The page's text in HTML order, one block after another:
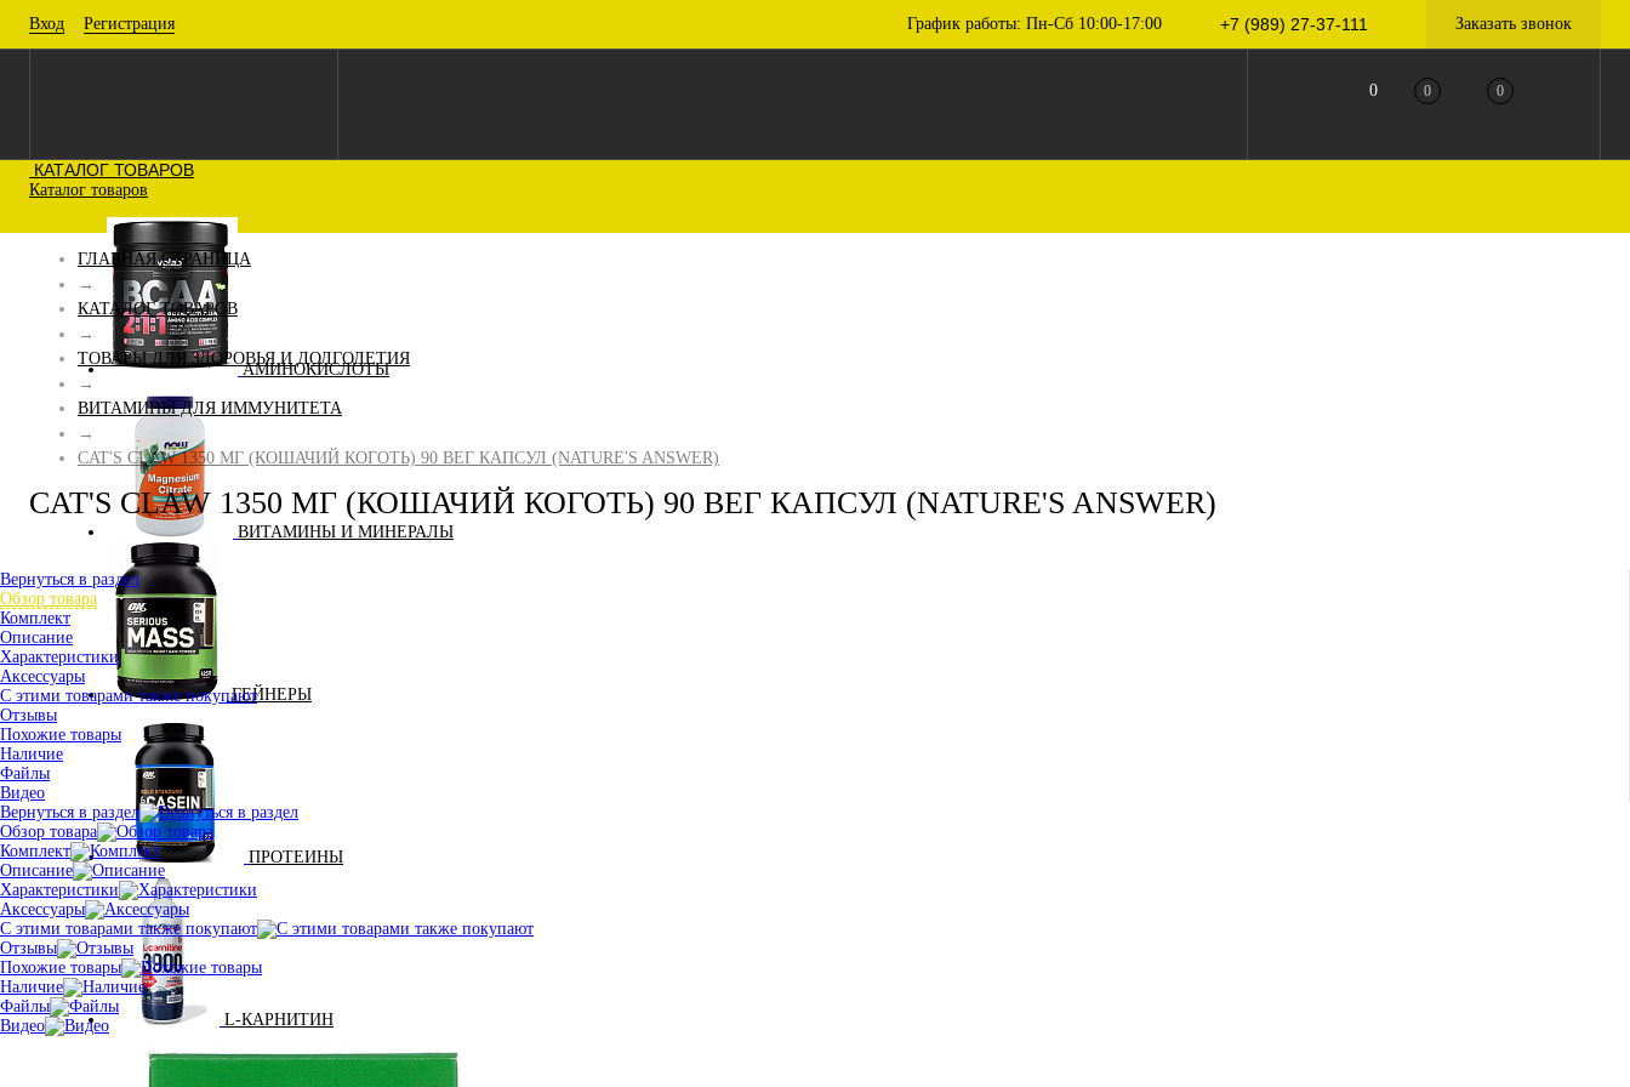
Вход Регистрация График работы: Пн-Сб 10:00-17:00 +7 (989) 27-37-111 Заказать звонок
0 0 0
КАТАЛОГ ТОВАРОВ
Каталог товаров
АМИНОКИСЛОТЫ
ВИТАМИНЫ И МИНЕРАЛЫ
ГЕЙНЕРЫ
ПРОТЕИНЫ
L-КАРНИТИН
ГЛАВНАЯ СТРАНИЦА
→
КАТАЛОГ ТОВАРОВ
→
ТОВАРЫ ДЛЯ ЗДОРОВЬЯ И ДОЛГОЛЕТИЯ
→
ВИТАМИНЫ ДЛЯ ИММУНИТЕТА
→
CAT'S CLAW 1350 МГ (КОШАЧИЙ КОГОТЬ) 90 ВЕГ КАПСУЛ (NATURE'S ANSWER)
CAT'S CLAW 1350 МГ (КОШАЧИЙ КОГОТЬ) 90 ВЕГ КАПСУЛ (NATURE'S ANSWER)
Вернуться в раздел
Обзор товара
Комплект
Описание
Характеристики
Аксессуары
С этими товарами также покупают
Отзывы
Похожие товары
Наличие
Файлы
Видео
Вернуться в раздел
Обзор товара
Комплект
Описание
Характеристики
Аксессуары
С этими товарами также покупают
Отзывы
Похожие товары
Наличие
Файлы
Видео